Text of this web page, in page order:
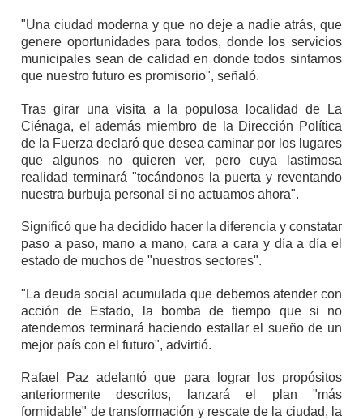
"Una ciudad moderna y que no deje a nadie atrás, que
genere oportunidades para todos, donde los servicios
municipales sean de calidad en donde todos sintamos
que nuestro futuro es promisorio", señaló.
Tras girar una visita a la populosa localidad de La
Ciénaga, el además miembro de la Dirección Política
de la Fuerza declaró que desea caminar por los lugares
que algunos no quieren ver, pero cuya lastimosa
realidad terminará "tocándonos la puerta y reventando
nuestra burbuja personal si no actuamos ahora".
Significó que ha decidido hacer la diferencia y constatar
paso a paso, mano a mano, cara a cara y día a día el
estado de muchos de "nuestros sectores".
"La deuda social acumulada que debemos atender con
acción de Estado, la bomba de tiempo que si no
atendemos terminará haciendo estallar el sueño de un
mejor país con el futuro", advirtió.
Rafael Paz adelantó que para lograr los propósitos
anteriormente descritos, lanzará el plan "más
formidable" de transformación y rescate de la ciudad, la